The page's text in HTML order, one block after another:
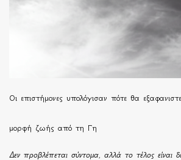
Οι επιστήμονες υπολόγισαν πότε θα
μορφή ζωής από τη Γη
Δεν προβλέπεται σύντομα, αλλά το τέλος είναι